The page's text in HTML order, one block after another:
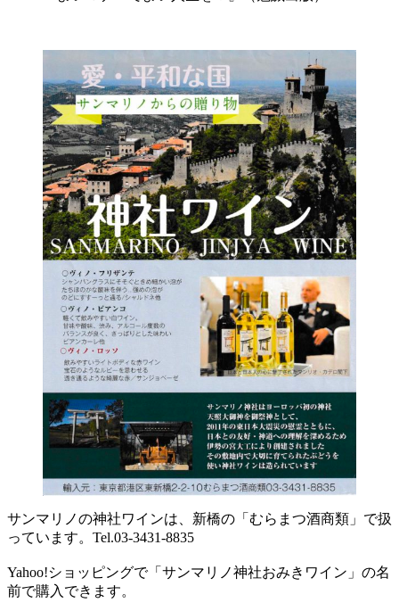
サンマリノの神社ワインは、新橋の「むらまつ酒商類」で扱
っています。Tel.03-3431-8835
Yahoo!ショッピングで「サンマリノ神社おみきワイン」の名
前で購入できます。